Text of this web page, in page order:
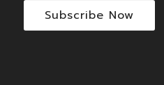
Subscribe Now